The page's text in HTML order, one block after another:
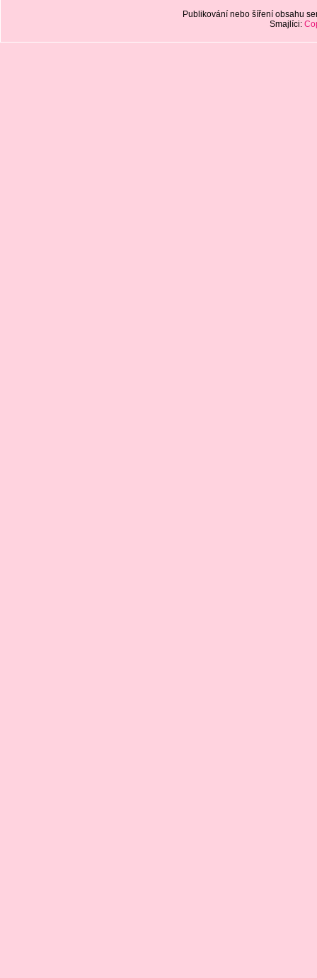
Publikování nebo šíření obsahu
Smajlíci: